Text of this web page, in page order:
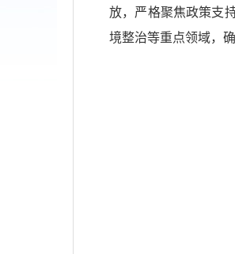
放，严格聚焦政策支
境整治等重点领域，